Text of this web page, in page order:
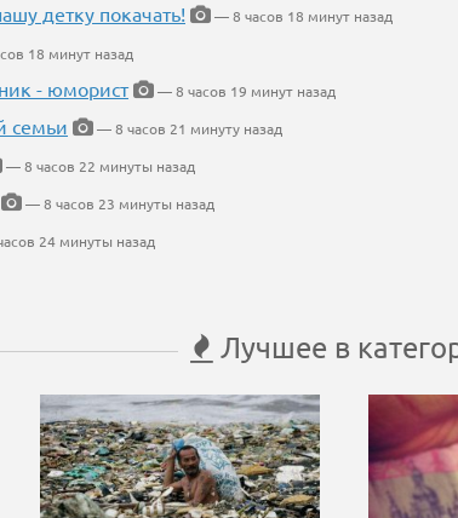
детку покачать!
— 8 часов 18 минут назад
18 минут назад
- юморист
— 8 часов 19 минут назад
семьи
— 8 часов 21 минуту назад
— 8 часов 22 минуты назад
— 8 часов 23 минуты назад
24 минуты назад
Лучшее в